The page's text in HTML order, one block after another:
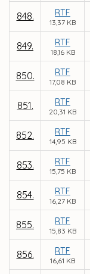
848. RTF
13,37 KB
849. RTF
18,16 KB
850. RTF
17,08 KB
851. RTF
20,31 KB
852. RTF
14,95 KB
853. RTF
15,75 KB
854. RTF
16,27 KB
855. RTF
15,83 KB
856. RTF
16,61 KB